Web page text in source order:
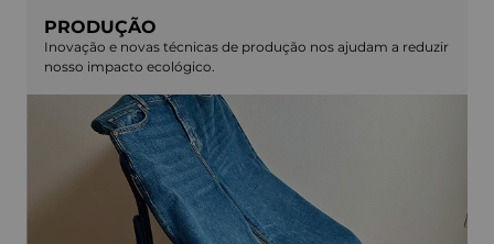
PRODUÇÃO
Inovação e novas técnicas de produção nos ajudam a reduzir
nosso impacto ecológico.